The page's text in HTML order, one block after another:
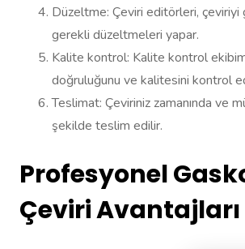
Düzeltme: Çeviri editörleri, çeviriyi
gerekli düzeltmeleri yapar.
Kalite kontrol: Kalite kontrol
doğruluğunu ve kalitesini kontrol
Teslimat: Çeviriniz zamanında ve
şekilde teslim edilir.
Profesyonel
Çeviri Avantajları